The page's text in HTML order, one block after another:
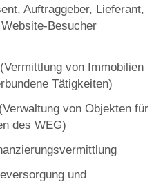
Auftraggeber, Lieferant,
Besucher
von Immobilien
Tätigkeiten)
von Objekten für
des WEG)
und